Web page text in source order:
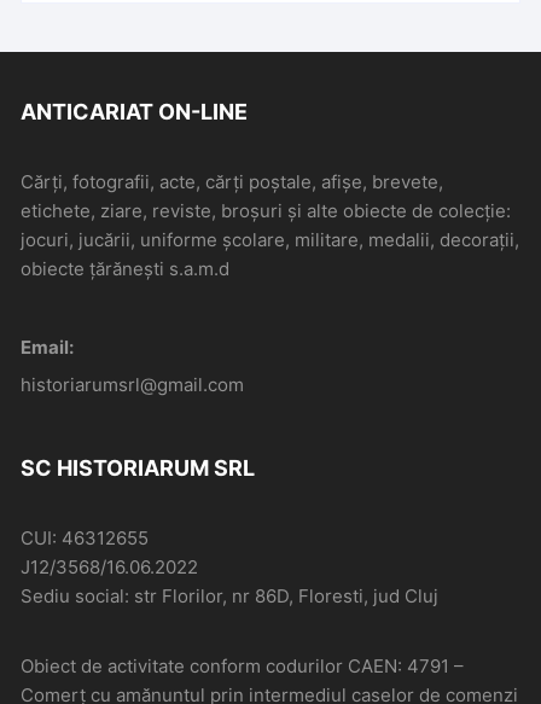
ANTICARIAT ON-LINE
Cărți, fotografii, acte, cărți poștale, afișe, brevete,
etichete, ziare, reviste, broșuri și alte obiecte de colecție:
jocuri, jucării, uniforme școlare, militare, medalii, decorații,
obiecte țărănești s.a.m.d
Email:
historiarumsrl@gmail.com
SC HISTORIARUM SRL
CUI: 46312655
J12/3568/16.06.2022
Sediu social: str Florilor, nr 86D, Floresti, jud Cluj
Obiect de activitate conform codurilor CAEN: 4791 –
Comerţ cu amănuntul prin intermediul caselor de comenzi